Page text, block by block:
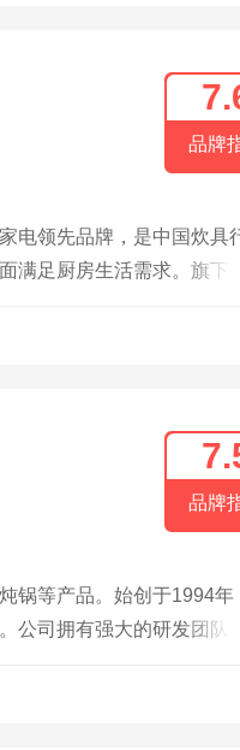
品牌
电领先品牌，是中国炊具
满足厨房生活需求。旗下
品牌
锅等产品。始创于1994年
公司拥有强大的研发团队